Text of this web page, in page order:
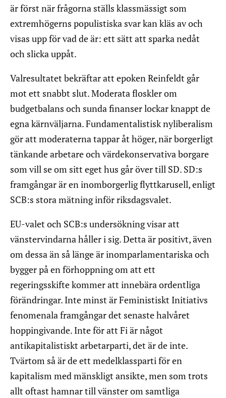
är först när frågorna ställs klassmässigt som
extremhögerns populistiska svar kan kläs av och
visas upp för vad de är: ett sätt att sparka nedåt
och slicka uppåt.
Valresultatet bekräftar att epoken Reinfeldt går
mot ett snabbt slut. Moderata floskler om
budgetbalans och sunda finanser lockar knappt de
egna kärnväljarna. Fundamentalistisk nyliberalism
gör att moderaterna tappar åt höger, när borgerligt
tänkande arbetare och värdekonservativa borgare
som vill se om sitt eget hus går över till SD. SD:s
framgångar är en inomborgerlig flyttkarusell, enligt
SCB:s stora mätning inför riksdagsvalet.
EU-valet och SCB:s undersökning visar att
vänstervindarna håller i sig. Detta är positivt, även
om dessa än så länge är inomparlamentariska och
bygger på en förhoppning om att ett
regeringsskifte kommer att innebära ordentliga
förändringar. Inte minst är Feministiskt Initiativs
fenomenala framgångar det senaste halvåret
hoppingivande. Inte för att Fi är något
antikapitalistiskt arbetarparti, det är de inte.
Tvärtom så är de ett medelklassparti för en
kapitalism med mänskligt ansikte, men som trots
allt oftast hamnar till vänster om samtliga